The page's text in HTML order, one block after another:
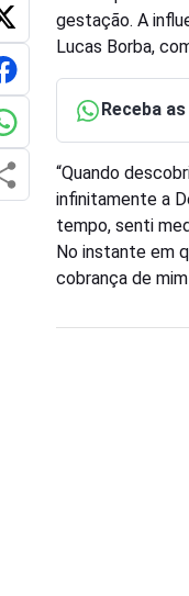
gestação. A
Lucas Borba,
Receba
“Quando
infinitamente a
tempo, senti
No instante em
cobrança de